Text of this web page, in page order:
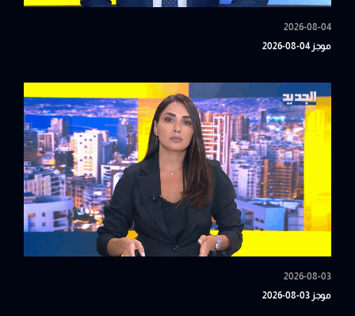
2026-08-04
موجز 04-08-2026
2026-08-03
موجز 03-08-2026